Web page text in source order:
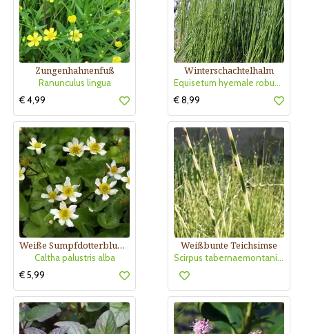
Zungenhahnenfuß
Ranunculus lingua
€ 4,99
Winterschachtelhalm
Equisetum hyemale robustum
€ 8,99
Weiße Sumpfdotterblume
Caltha palustris alba
€ 5,99
Weißbunte Teichsimse
Scirpus tabernaemontani 'Zebrinus'